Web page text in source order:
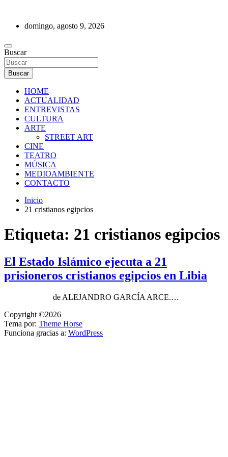
contenidodomingo, agosto 9, 2026
REVISTA DE PRENSA
Buscar
Buscar
HOME
ACTUALIDAD
ENTREVISTAS
CULTURA
ARTE
STREET ART
CINE
TEATRO
MÚSICA
MEDIOAMBIENTE
CONTACTO
Inicio
21 cristianos egipcios
Etiqueta: 21 cristianos egipcios
El Estado Islámico ejecuta a 21
prisioneros cristianos egipcios en Libia
de ALEJANDRO GARCÍA ARCE.…
Copyright ©2026
Tema por: Theme Horse
Funciona gracias a: WordPress